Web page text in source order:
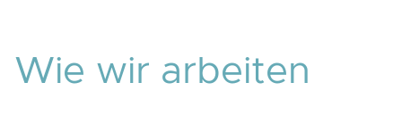
Wie wir arbeiten